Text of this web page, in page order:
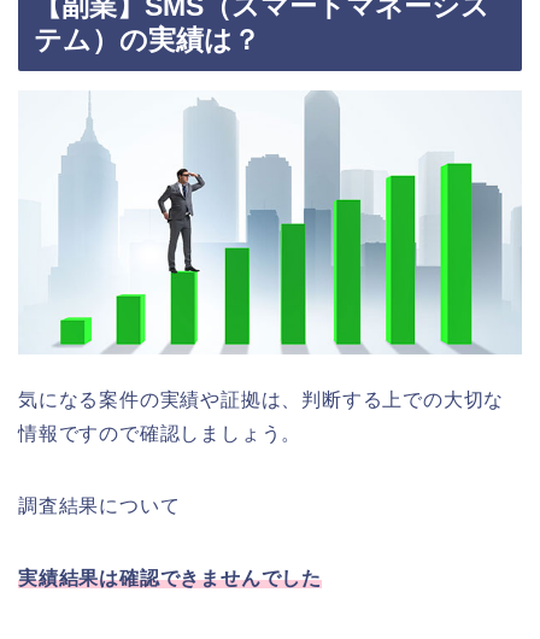
テム）の実績は？
気になる案件の実績や証拠は、判断する上での大切な
情報ですので確認しましょう。
調査結果について
実績結果は確認できませんでした